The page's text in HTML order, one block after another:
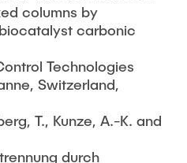
columns by
carbonic
Technologies
Switzerland,
T., Kunze, A.-K. and
durch